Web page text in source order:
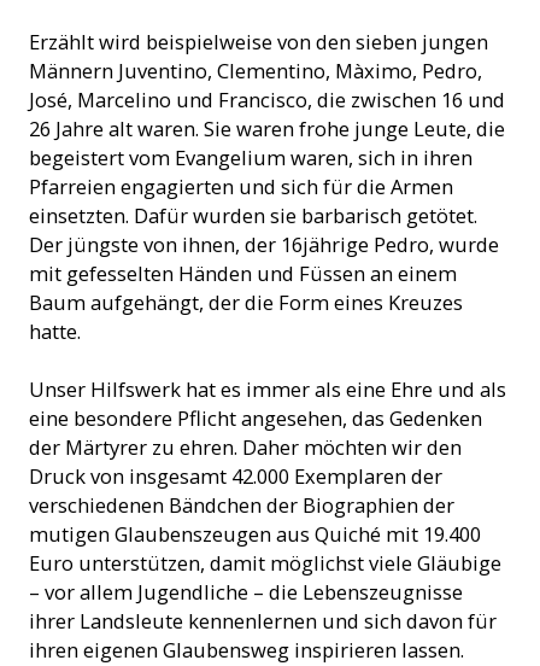
Erzählt wird beispielweise von den sieben jungen
Männern Juventino, Clementino, Màximo, Pedro,
José, Marcelino und Francisco, die zwischen 16 und
26 Jahre alt waren. Sie waren frohe junge Leute, die
begeistert vom Evangelium waren, sich in ihren
Pfarreien engagierten und sich für die Armen
einsetzten. Dafür wurden sie barbarisch getötet.
Der jüngste von ihnen, der 16jährige Pedro, wurde
mit gefesselten Händen und Füssen an einem
Baum aufgehängt, der die Form eines Kreuzes
hatte.
Unser Hilfswerk hat es immer als eine Ehre und als
eine besondere Pflicht angesehen, das Gedenken
der Märtyrer zu ehren. Daher möchten wir den
Druck von insgesamt 42.000 Exemplaren der
verschiedenen Bändchen der Biographien der
mutigen Glaubenszeugen aus Quiché mit 19.400
Euro unterstützen, damit möglichst viele Gläubige
– vor allem Jugendliche – die Lebenszeugnisse
ihrer Landsleute kennenlernen und sich davon für
ihren eigenen Glaubensweg inspirieren lassen.